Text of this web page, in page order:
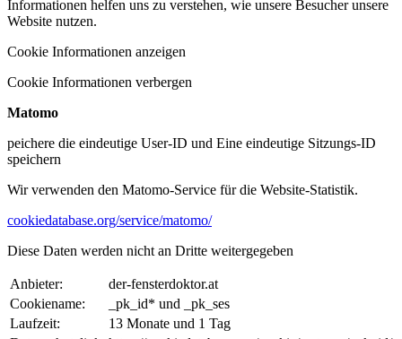
Informationen helfen uns zu verstehen, wie unsere Besucher unsere
Website nutzen.
Cookie Informationen anzeigen
Cookie Informationen verbergen
Matomo
peichere die eindeutige User-ID und Eine eindeutige Sitzungs-ID
speichern
Wir verwenden den Matomo-Service für die Website-Statistik.
cookiedatabase.org/service/matomo/
Diese Daten werden nicht an Dritte weitergegeben
Anbieter:
der-fensterdoktor.at
Cookiename:
_pk_id* und _pk_ses
Laufzeit:
13 Monate und 1 Tag